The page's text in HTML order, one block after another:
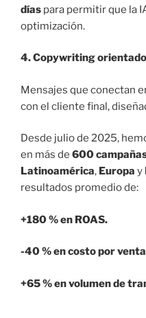
días para permitir que la
optimización.
4. Copywriting
Mensajes que conectan
con el cliente final,
Desde julio de 2025,
en más de 600
Latinoamérica, Europa y
resultados promedio de:
+180 % en ROAS.
-40 % en costo por
+65 % en volumen de